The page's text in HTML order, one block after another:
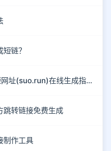
链？
3分钟搞定防红链接！快缩短网址(suo.run)在线生成指南
跳转链接免费生成
制作工具